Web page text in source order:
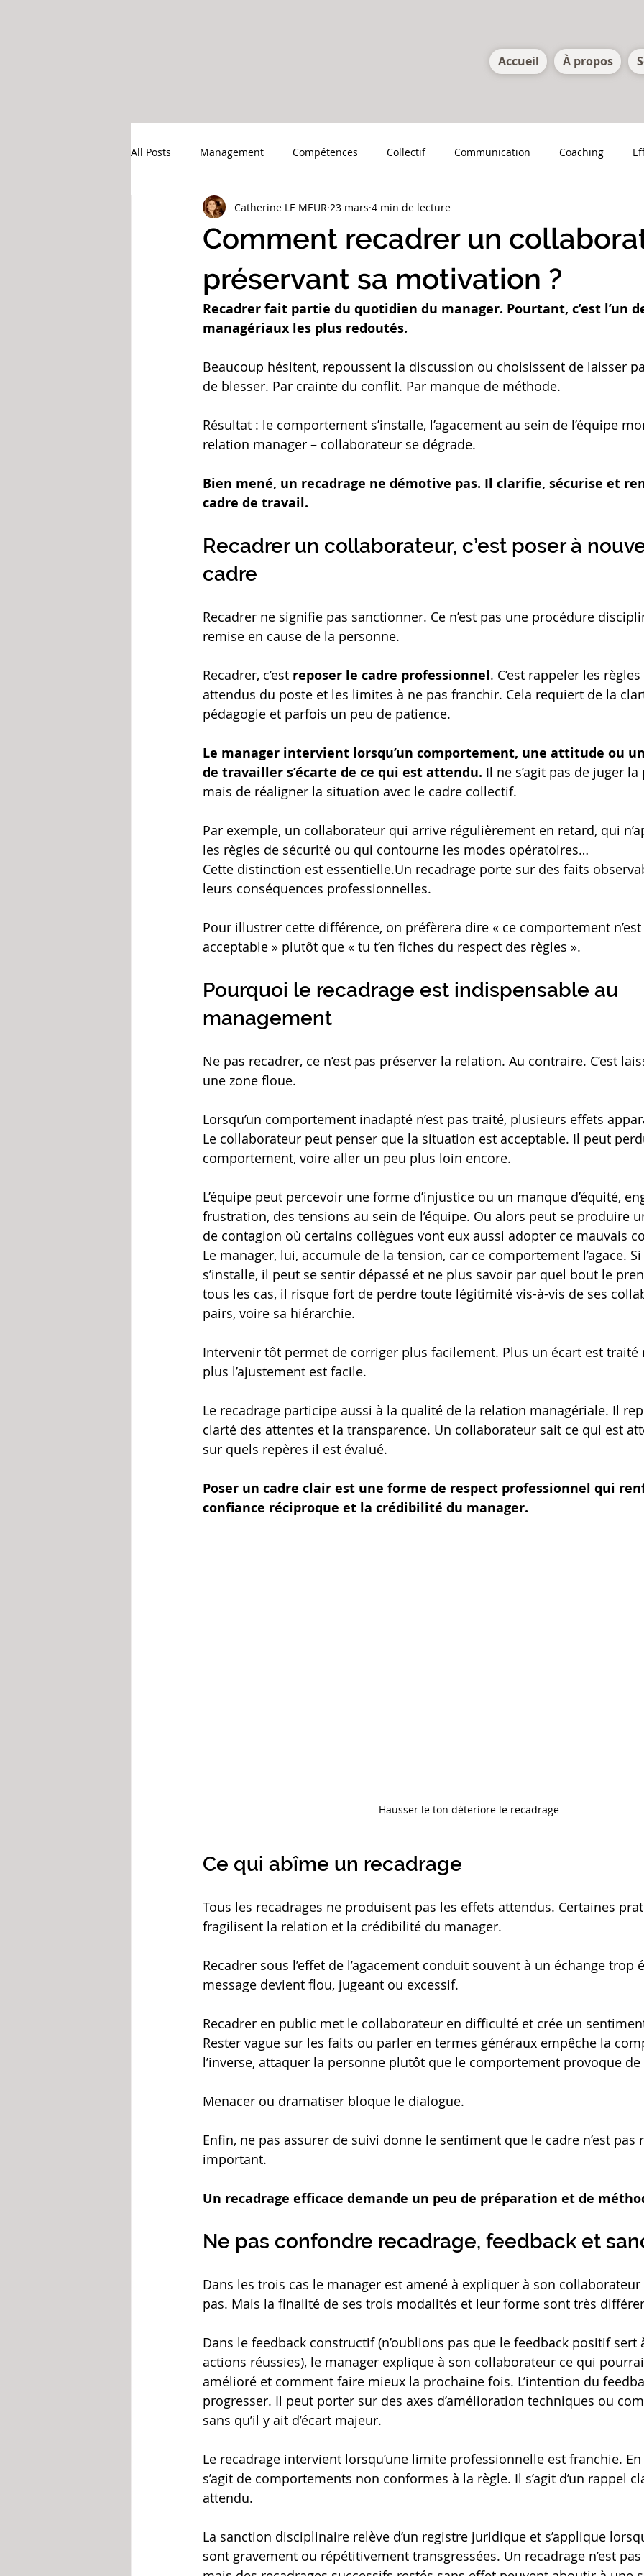
Accueil À propos
All Posts Management Compétences Collectif Communication Coaching
Ressources Humaines
Comment recadrer un
préservant sa motivation ?
Catherine LE MEUR 23 mars 4 min de lecture
Recadrer fait partie du quotidien du manager. Pourtant, c’est l’un
managériaux les plus redoutés.
Beaucoup hésitent, repoussent la discussion ou choisissent de laisser
de blesser. Par crainte du conflit. Par manque de méthode.
Résultat : le comportement s’installe, l’agacement au sein de l’équipe
relation manager – collaborateur se dégrade.
Bien mené, un recadrage ne démotive pas. Il clarifie, sécurise et
cadre de travail.
Recadrer un collaborateur, c’est poser à
cadre
Recadrer ne signifie pas sanctionner. Ce n’est pas une procédure
remise en cause de la personne.
Recadrer, c’est reposer le cadre professionnel. C’est rappeler les
attendus du poste et les limites à ne pas franchir. Cela requiert de la
pédagogie et parfois un peu de patience.
Le manager intervient lorsqu’un comportement, une attitude ou
de travailler s’écarte de ce qui est attendu. Il ne s’agit pas de juger la
mais de réaligner la situation avec le cadre collectif.
Par exemple, un collaborateur qui arrive régulièrement en retard, qui
les règles de sécurité ou qui contourne les modes opératoires…
Cette distinction est essentielle.Un recadrage porte sur des faits
leurs conséquences professionnelles.
Pour illustrer cette différence, on préfèrera dire « ce comportement n’est
acceptable » plutôt que « tu t’en fiches du respect des règles ».
Pourquoi le recadrage est indispensable au
management
Ne pas recadrer, ce n’est pas préserver la relation. Au contraire. C’est
une zone floue.
Lorsqu’un comportement inadapté n’est pas traité, plusieurs effets
Le collaborateur peut penser que la situation est acceptable. Il peut
comportement, voire aller un peu plus loin encore.
L’équipe peut percevoir une forme d’injustice ou un manque d’équité,
frustration, des tensions au sein de l’équipe. Ou alors peut se produire
de contagion où certains collègues vont eux aussi adopter ce mauvais
Le manager, lui, accumule de la tension, car ce comportement l’agace.
s’installe, il peut se sentir dépassé et ne plus savoir par quel bout le
tous les cas, il risque fort de perdre toute légitimité vis-à-vis de ses
pairs, voire sa hiérarchie.
Intervenir tôt permet de corriger plus facilement. Plus un écart est traité
plus l’ajustement est facile.
Le recadrage participe aussi à la qualité de la relation managériale. Il
clarté des attentes et la transparence. Un collaborateur sait ce qui est
sur quels repères il est évalué.
Poser un cadre clair est une forme de respect professionnel qui
confiance réciproque et la crédibilité du manager.
Hausser le ton déteriore le recadrage
Ce qui abîme un recadrage
Tous les recadrages ne produisent pas les effets attendus. Certaines
fragilisent la relation et la crédibilité du manager.
Recadrer sous l’effet de l’agacement conduit souvent à un échange trop
message devient flou, jugeant ou excessif.
Recadrer en public met le collaborateur en difficulté et crée un
Rester vague sur les faits ou parler en termes généraux empêche la
l’inverse, attaquer la personne plutôt que le comportement provoque de
Menacer ou dramatiser bloque le dialogue.
Enfin, ne pas assurer de suivi donne le sentiment que le cadre n’est pas
important.
Un recadrage efficace demande un peu de préparation et de
Ne pas confondre recadrage, feedback et
Dans les trois cas le manager est amené à expliquer à son collaborateur
pas. Mais la finalité de ses trois modalités et leur forme sont très
Dans le feedback constructif (n’oublions pas que le feedback positif sert
actions réussies), le manager explique à son collaborateur ce qui
amélioré et comment faire mieux la prochaine fois. L’intention du
progresser. Il peut porter sur des axes d’amélioration techniques ou
sans qu’il y ait d’écart majeur.
Le recadrage intervient lorsqu’une limite professionnelle est franchie.
s’agit de comportements non conformes à la règle. Il s’agit d’un rappel
attendu.
La sanction disciplinaire relève d’un registre juridique et s’applique
sont gravement ou répétitivement transgressées. Un recadrage n’est